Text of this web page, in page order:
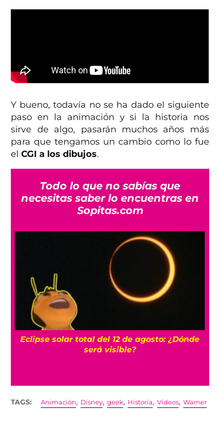
Y bueno, todavía no se ha dado el siguiente
paso en la animación y si la historia nos
sirve de algo, pasarán muchos años más
para que tengamos un cambio como lo fue
elCGI a los dibujos.
Todo lo que no sabías que
necesitas saber lo encuentras en
Sopitas.com
¡Impresionante! Cohete de SpaceX se estrella
TAGS: Animación, Disney,geek, Historia,Videos,Warner